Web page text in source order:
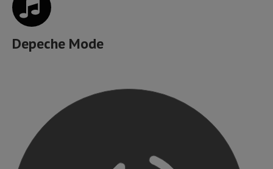
Depeche Mode